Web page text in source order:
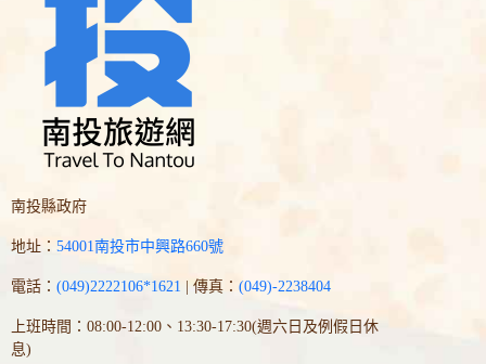
南投縣政府
地址： 54001南投市中興路660號
電話： (049)2222106*1621 | 傳真： (049)-2238404
上班時間：08:00-12:00、13:30-17:30(週六日及例假日休
息)